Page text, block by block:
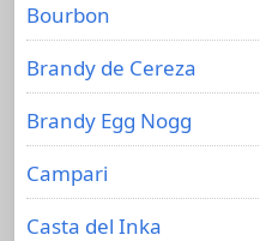
Bourbon
Brandy de Cereza
Brandy Egg Nogg
Campari
Casta del Inka